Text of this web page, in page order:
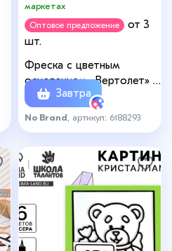
маркетах
Оптовое предложение
от 3
шт.
Фреска с цветным
основанием «Вертолет» 9
цветов песка по 2 г
Завтра
No Brand , артикул: 6188293